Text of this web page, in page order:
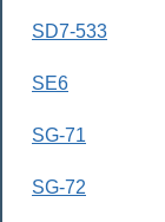
SD7-533
SE6
SG-71
SG-72